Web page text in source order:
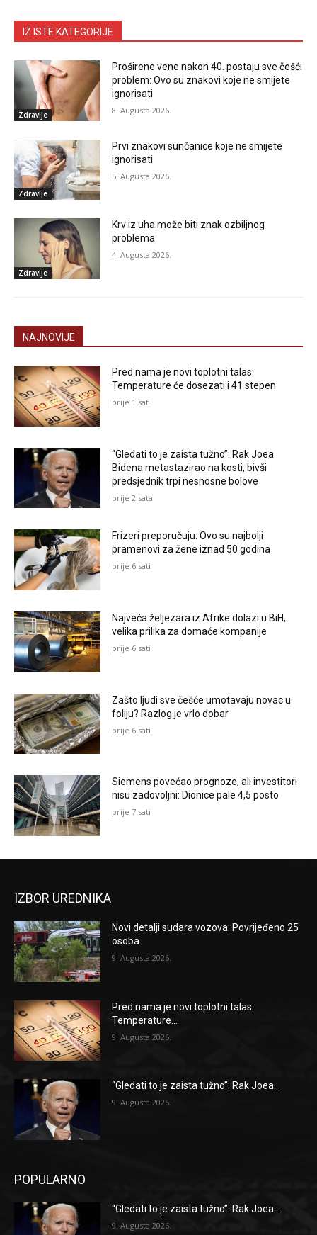
IZ ISTE KATEGORIJE
Zdravlje
Proširene vene nakon 40. postaju sve češći
problem: Ovo su znakovi koje ne smijete
ignorisati
8. Augusta 2026.
Zdravlje
Prvi znakovi sunčanice koje ne smijete
ignorisati
5. Augusta 2026.
Zdravlje
Krv iz uha može biti znak ozbiljnog
problema
4. Augusta 2026.
NAJNOVIJE
Pred nama je novi toplotni talas:
Temperature će dosezati i 41 stepen
prije 1 sat
“Gledati to je zaista tužno”: Rak Joea
Bidena metastazirao na kosti, bivši
predsjednik trpi nesnosne bolove
prije 2 sata
Frizeri preporučuju: Ovo su najbolji
pramenovi za žene iznad 50 godina
prije 6 sati
Najveća željezara iz Afrike dolazi u BiH,
velika prilika za domaće kompanije
prije 6 sati
Zašto ljudi sve češće umotavaju novac u
foliju? Razlog je vrlo dobar
prije 6 sati
Siemens povećao prognoze, ali investitori
nisu zadovoljni: Dionice pale 4,5 posto
prije 7 sati
IZBOR UREDNIKA
Novi detalji sudara vozova: Povrijeđeno 25
osoba
9. Augusta 2026.
Pred nama je novi toplotni talas:
Temperature...
9. Augusta 2026.
“Gledati to je zaista tužno”: Rak Joea...
9. Augusta 2026.
POPULARNO
“Gledati to je zaista tužno”: Rak Joea...
9. Augusta 2026.